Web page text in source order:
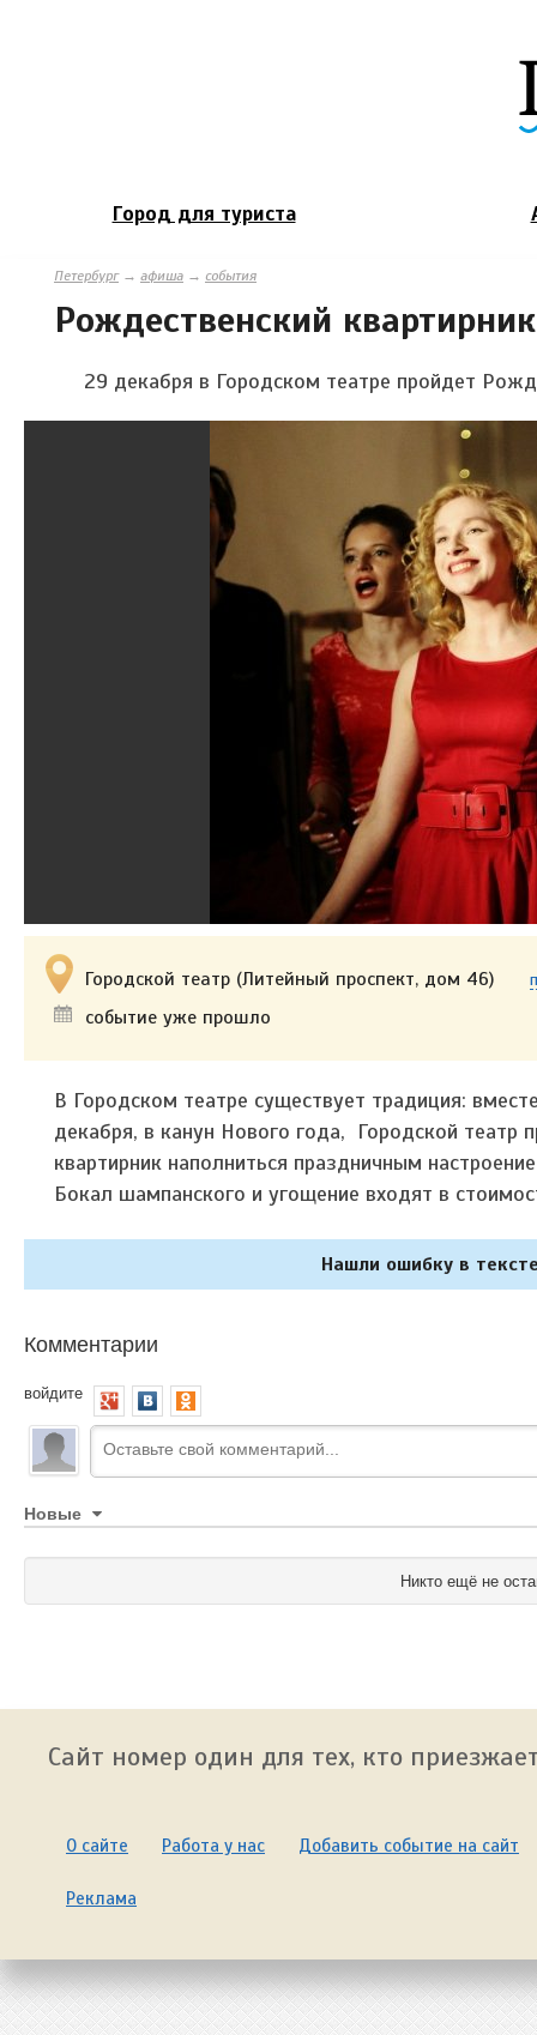
Город для туриста
Петербург→ афиша → события
Рождественский
29 декабря в Городском театре пройдет
Городской театр (Литейный проспект, дом 46)
событие уже прошло
В Городском театре существует традиция:
декабря, в канун Нового года, Городской театр
квартирник наполниться праздничным
Бокал шампанского и угощение входят в
Нашли ошибку в
Комментарии
войдите
Новые
Никто ещё не
Сайт номер один для тех, кто
О сайте Работа у нас Добавить событие на сайт
Реклама